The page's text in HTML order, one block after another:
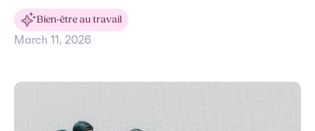
Bien-être au travail
March 11, 2026